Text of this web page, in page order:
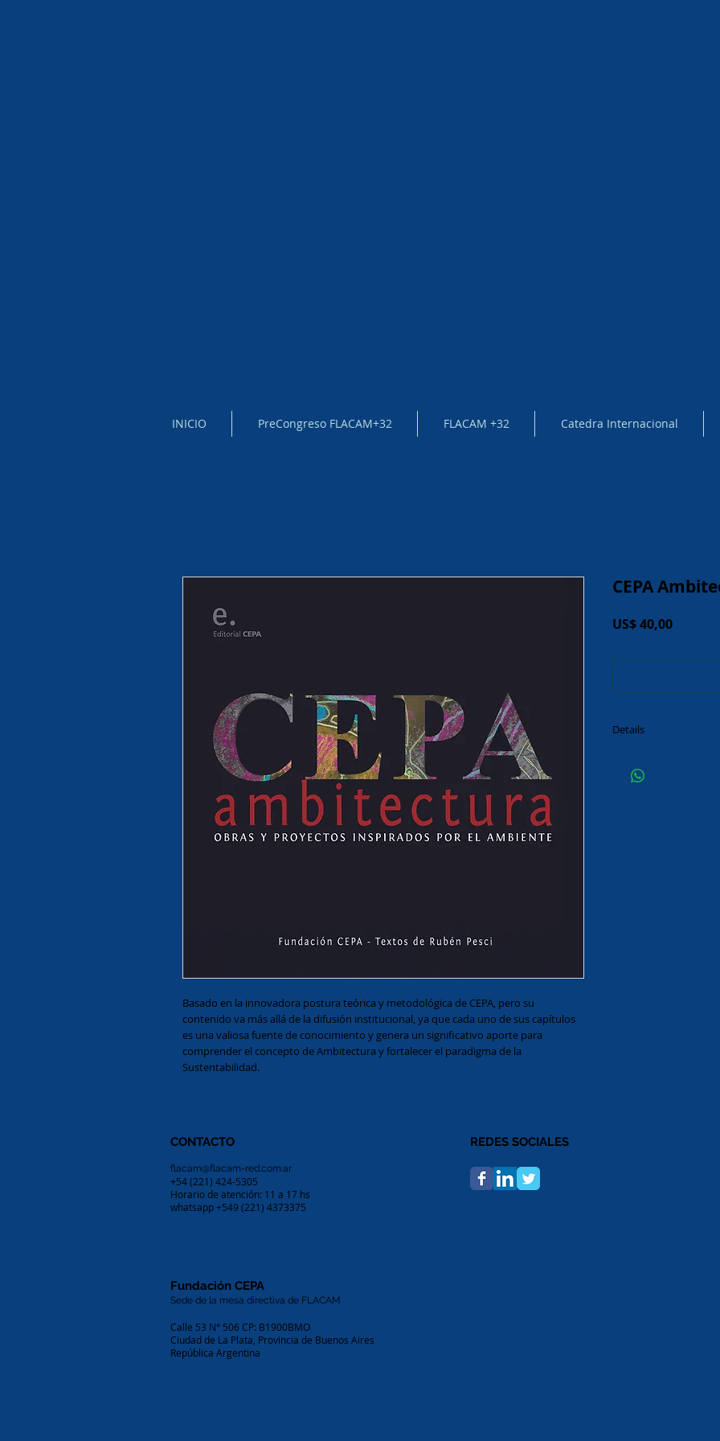
INICIO PreCongreso FLACAM+32 FLACAM +32 Catedra Internacional
Basado en la innovadora postura teórica y metodológica de CEPA, pero su
contenido va más allá de la difusión institucional, ya que cada uno de sus capítulos
es una valiosa fuente de conocimiento y genera un significativo aporte para
comprender el concepto de Ambitectura y fortalecer el paradigma de la
Sustentabilidad.
CEPA
US$ 40,00Price
Details
Prólogo de Jorge
CONTACTO
flacam@flacam-red.com.ar
+54 (221) 424-5305
Horario de atención: 11 a 17 hs
whatsapp +549 (221) 4373375
REDES SOCIALES
Fundación CEPA
Sede de la mesa directiva de FLACAM
Calle 53 N° 506 CP: B1900BMO
Ciudad de La Plata, Provincia de Buenos Aires
República Argentina